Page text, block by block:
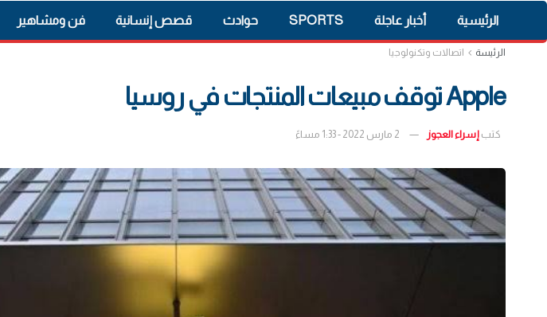
الرئيسية أخبار عاجلة SPORTS حوادث قصص إنسانية فن ومشاهير
الرئيسة اتصالات وتكنولوجيا
Apple توقف مبيعات المنتجات في روسيا
كتب إسراء العجوز 2 مارس 2022 - 1:33 مساءً